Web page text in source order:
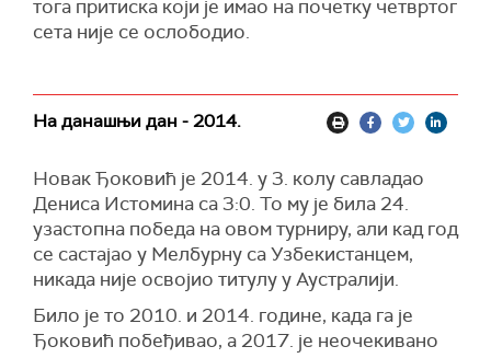
тога притиска који је имао на почетку четвртог
сета није се ослободио.
На данашњи дан - 2014.
Новак Ђоковић је 2014. у 3. колу савладао
Дениса Истомина са 3:0. То му је била 24.
узастопна победа на овом турниру, али кад год
се састајао у Мелбурну са Узбекистанцем,
никада није освојио титулу у Аустралији.
Било је то 2010. и 2014. године, када га је
Ђоковић побеђивао, а 2017. је неочекивано